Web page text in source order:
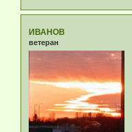
ИВАНОВ
ветеран